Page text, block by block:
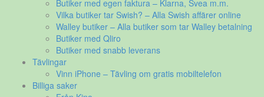
Butiker med egen faktura – Klarna, Svea m.m.
Vilka butiker tar Swish? – Alla Swish affärer online
Walley butiker – Alla butiker som tar Walley betalning
Butiker med Qliro
Butiker med snabb leverans
Tävlingar
Vinn iPhone – Tävling om gratis mobiltelefon
Billiga saker